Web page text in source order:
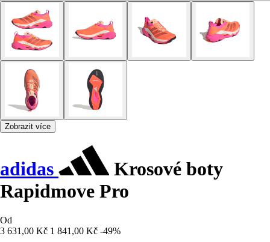
Zobrazit více
adidas
Krosové boty
Rapidmove Pro
Od
3 631,00 Kč 1 841,00 Kč -49%